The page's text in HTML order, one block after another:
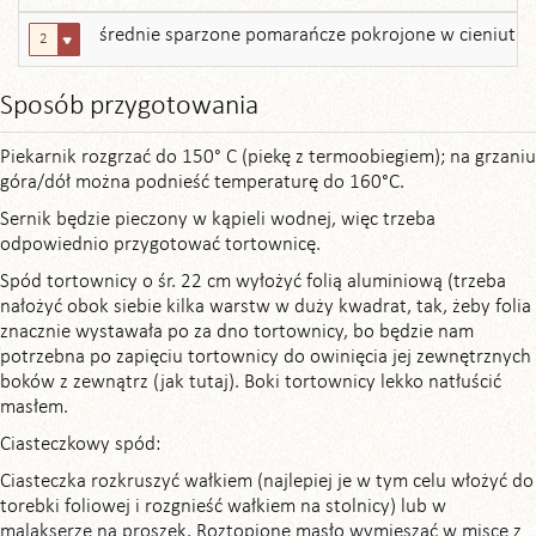
2 średnie sparzone pomarańcze pokrojone w
Sposób przygotowania
Piekarnik rozgrzać do 150° C (piekę z termoobiegiem); na grzaniu
góra/dół można podnieść temperaturę do 160°C.
Sernik będzie pieczony w kąpieli wodnej, więc trzeba
odpowiednio przygotować tortownicę.
Spód tortownicy o śr. 22 cm wyłożyć folią aluminiową (trzeba
nałożyć obok siebie kilka warstw w duży kwadrat, tak, żeby folia
znacznie wystawała po za dno tortownicy, bo będzie nam
potrzebna po zapięciu tortownicy do owinięcia jej zewnętrznych
boków z zewnątrz (jak tutaj). Boki tortownicy lekko natłuścić
masłem.
Ciasteczkowy spód:
Ciasteczka rozkruszyć wałkiem (najlepiej je w tym celu włożyć do
torebki foliowej i rozgnieść wałkiem na stolnicy) lub w
malakserze na proszek. Roztopione masło wymieszać w misce z